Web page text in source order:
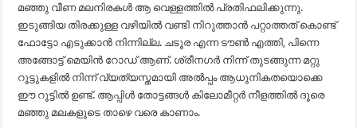
മഞ്ഞു വീണ മലനിരകൾ ആ വെള്ളത്തിൽ പ്രതിഫലിക്കുന്നു.
ഇടുങ്ങിയ തിരക്കുള്ള വഴിയിൽ വണ്ടി നിറുത്താൻ പറ്റാത്തത് കൊണ്ട്
ഫോട്ടോ എടുക്കാൻ നിന്നില്ല. ചടൂര എന്ന ടൗൺ എത്തി, പിന്നെ
അങ്ങോട്ട് മെയിൻ റോഡ് ആണ്. ശ്രീനഗർ നിന്ന് തുടങ്ങുന്ന മറ്റു
റൂട്ടുകളിൽ നിന്ന് വ്യത്യസ്തമായി അൽപ്പം ആധുനികതയൊക്കെ
ഈ റൂട്ടിൽ ഉണ്ട്. ആപ്പിൾ തോട്ടങ്ങൾ കിലോമീറ്റർ നീളത്തിൽ ദൂരെ
മഞ്ഞു മലകളുടെ താഴെ വരെ കാണാം.